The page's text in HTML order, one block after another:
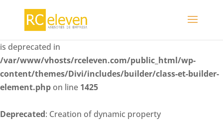
Deprecated : Creation of dynamic property
is deprecated in
/var/www/vhosts/rceleven.com/public_html/wp-
content/themes/Divi/includes/builder/class-et-builder-
element.php on line 1425
Deprecated: Creation of dynamic property